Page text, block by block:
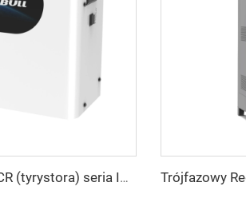
Regulator napięcia typu SCR (tyrystora) seria ITK